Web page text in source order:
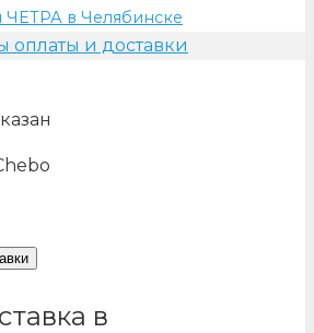
ЧЕТРА в Челябинске
оплаты и доставки
в